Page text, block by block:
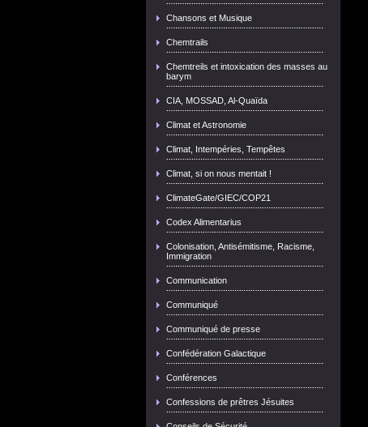
Chansons et Musique
Chemtrails
Chemtreils et intoxication des masses au
barym
CIA, MOSSAD, Al-Quaïda
Climat et Astronomie
Climat, Intempéries, Tempêtes
Climat, si on nous mentait !
ClimateGate/GIEC/COP21
Codex Alimentarius
Colonisation, Antisémitisme, Racisme,
Immigration
Communication
Communiqué
Communiqué de presse
Confédération Galactique
Conférences
Confessions de prêtres Jésuites